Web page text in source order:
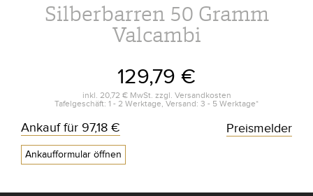
Silberbarren 50 Gramm
Valcambi
129,79 €
inkl. 20,72 €MwSt. zzgl. Versandkosten
Tafelgeschäft: 1 - 2 Werktage, Versand: 3 - 5 Werktage*
Ankauf für 97,18 €
Ankaufformular öffnen
Preismelder